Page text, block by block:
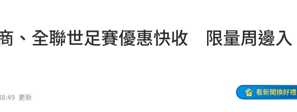
黛亞甜炸英國
室驚現亡父味道 13:12
！後事低調舉辦
任霸氣護愛回應
丟丟妹悼念發聲
、全聯世足賽優惠快收 限量周邊入
更新
看新聞換好禮